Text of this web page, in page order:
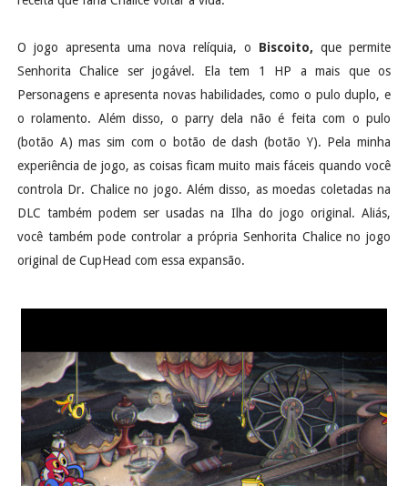
O jogo apresenta uma nova relíquia, o Biscoito,que permite
Senhorita Chalice ser jogável. Ela tem 1 HP a mais que os
Personagens e apresenta novas habilidades, como o pulo duplo, e
o rolamento. Além disso, o parry dela não é feita com o pulo
(botão A) mas sim com o botão de dash (botão Y). Pela minha
experiência de jogo, as coisas ficam muito mais fáceis quando você
controla Dr. Chalice no jogo. Além disso, as moedas coletadas na
DLC também podem ser usadas na Ilha do jogo original. Aliás,
você também pode controlar a própria Senhorita Chalice no jogo
original de CupHead com essa expansão.